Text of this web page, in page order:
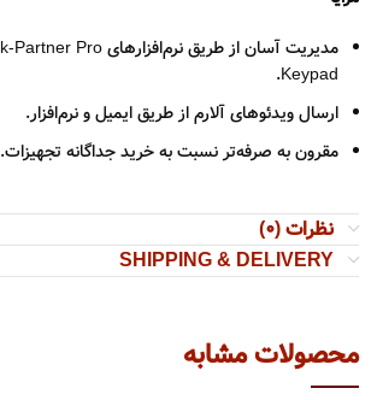
Keypad.
ارسال ویدئوهای آلارم از طریق ایمیل و نرم‌افزار.
مقرون به صرفه‌تر نسبت به خرید جداگانه تجهیزات.
نظرات (0)
SHIPPING & DELIVERY
محصولات مشابه